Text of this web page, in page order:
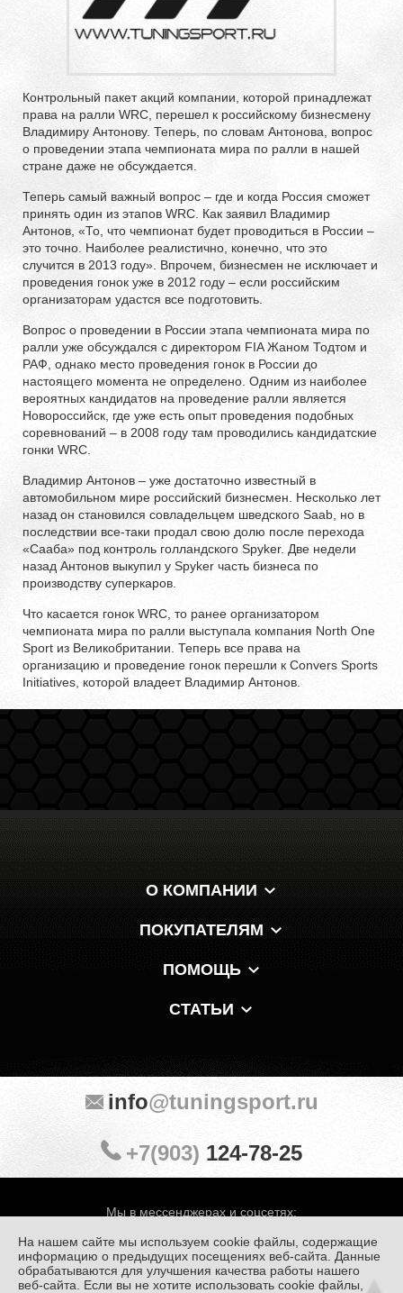
Контрольный пакет акций компании, которой принадлежат
права на ралли WRC, перешел к российскому бизнесмену
Владимиру Антонову. Теперь, по словам Антонова, вопрос
о проведении этапа чемпионата мира по ралли в нашей
стране даже не обсуждается.
Теперь самый важный вопрос – где и когда Россия сможет
принять один из этапов WRC. Как заявил Владимир
Антонов, «То, что чемпионат будет проводиться в России –
это точно. Наиболее реалистично, конечно, что это
случится в 2013 году». Впрочем, бизнесмен не исключает и
проведения гонок уже в 2012 году – если российским
организаторам удастся все подготовить.
Вопрос о проведении в России этапа чемпионата мира по
ралли уже обсуждался с директором FIA Жаном Тодтом и
РАФ, однако место проведения гонок в России до
настоящего момента не определено. Одним из наиболее
вероятных кандидатов на проведение ралли является
Новороссийск, где уже есть опыт проведения подобных
соревнований – в 2008 году там проводились кандидатские
гонки WRC.
Владимир Антонов – уже достаточно известный в
автомобильном мире российский бизнесмен. Несколько лет
назад он становился совладельцем шведского Saab, но в
последствии все-таки продал свою долю после перехода
«Сааба» под контроль голландского Spyker. Две недели
назад Антонов выкупил у Spyker часть бизнеса по
производству суперкаров.
Что касается гонок WRC, то ранее организатором
чемпионата мира по ралли выступала компания North One
Sport из Великобритании. Теперь все права на
организацию и проведение гонок перешли к Convers Sports
Initiatives, которой владеет Владимир Антонов.
О КОМПАНИИ
ПОКУПАТЕЛЯМ
ПОМОЩЬ
СТАТЬИ
Мы в мессенджерах и соцсетях:
info@tuningsport.ru
+7(903) 124-78-25
На нашем сайте мы используем cookie файлы, содержащие
информацию о предыдущих посещениях веб-сайта. Данные
обрабатываются для улучшения качества работы нашего
веб-сайта. Если вы не хотите использовать cookie файлы,